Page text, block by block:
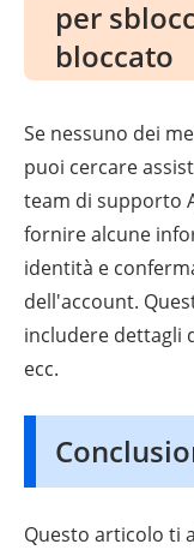
per
bloccato
Se nessuno dei
puoi cercare
team di supporto
fornire alcune
identità e
dell'account.
includere dettagli
ecc.
Questo articolo ti